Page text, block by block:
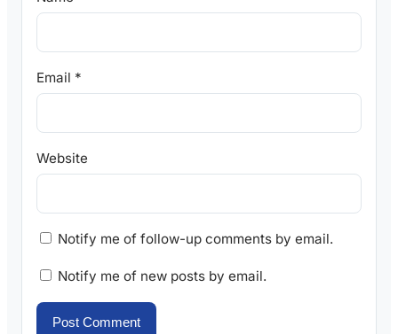
Email *
Website
Notify me of follow-up comments by email.
Notify me of new posts by email.